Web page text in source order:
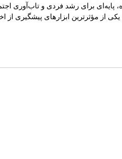
پایه‌ای برای رشد فردی و تاب‌آوری
از مؤثرترین ابزارهای پیشگیری از